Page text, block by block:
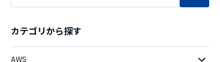
カテゴリから探す
AWS